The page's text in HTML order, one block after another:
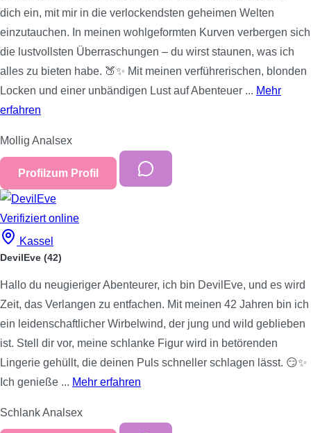
dich ein, mit mir in die verlockendsten geheimen Welten
einzutauchen. In meinen wohlgeformten Kurven verbergen sich
die lustvollsten Überraschungen – du wirst staunen, was ich
alles zu bieten habe. 🍑✨ Mit meinen verführerischen, blonden
Locken und einer unbändigen Lust auf Abenteuer ... Mehr
erfahren
Mollig Analsex
Profil zum Profil
Verifiziertonline
Kassel
DevilEve (42)
Hallo du neugieriger Abenteurer, ich bin DevilEve, und es wird
Zeit, das Verlangen zu entfachen. Mit meinen 42 Jahren bin ich
ein leidenschaftlicher Wirbelwind, der jung und wild geblieben
ist. Stell dir vor, meine schlanke Figur wird in betörenden
Lingerie gehüllt, die deinen Puls schneller schlagen lässt. 😏✨
Ich genieße ... Mehr erfahren
SchlankAnalsex